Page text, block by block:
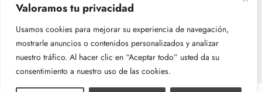
Valoramos tu privacidad
Usamos cookies para mejorar su experiencia de navegación,
mostrarle anuncios o contenidos personalizados y analizar
nuestro tráfico. Al hacer clic en “Aceptar todo” usted da su
consentimiento a nuestro uso de las cookies.